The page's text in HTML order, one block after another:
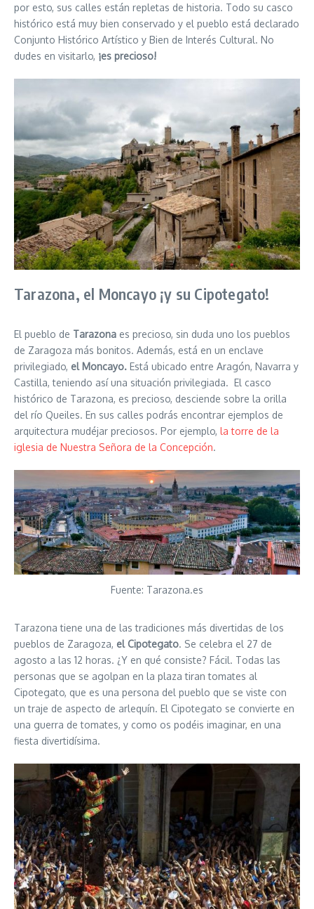
por esto, sus calles están repletas de historia. Todo su casco
histórico está muy bien conservado y el pueblo está declarado
Conjunto Histórico Artístico y Bien de Interés Cultural. No
dudes en visitarlo, ¡es precioso!
Tarazona, el Moncayo ¡y su Cipotegato!
El pueblo de Tarazona es precioso, sin duda uno los pueblos
de Zaragoza más bonitos. Además, está en un enclave
privilegiado, el Moncayo. Está ubicado entre Aragón, Navarra y
Castilla, teniendo así una situación privilegiada. El casco
histórico de Tarazona, es precioso, desciende sobre la orilla
del río Queiles. En sus calles podrás encontrar ejemplos de
arquitectura mudéjar preciosos. Por ejemplo, la torre de la
iglesia de Nuestra Señora de la Concepción.
Fuente: Tarazona.es
Tarazona tiene una de las tradiciones más divertidas de los
pueblos de Zaragoza, el Cipotegato. Se celebra el 27 de
agosto a las 12 horas. ¿Y en qué consiste? Fácil. Todas las
personas que se agolpan en la plaza tiran tomates al
Cipotegato, que es una persona del pueblo que se viste con
un traje de aspecto de arlequín. El Cipotegato se convierte en
una guerra de tomates, y como os podéis imaginar, en una
fiesta divertidísima.